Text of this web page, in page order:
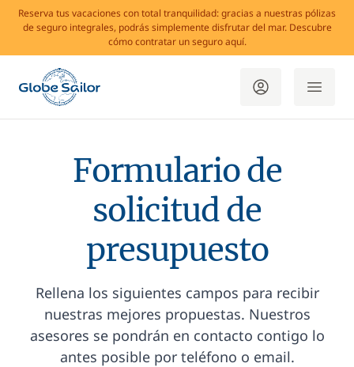
Reserva tus vacaciones con total tranquilidad: gracias a nuestras pólizas
de seguro integrales, podrás simplemente disfrutar del mar. Descubre
cómo contratar un seguro aquí.
Formulario de
solicitud de
presupuesto
Rellena los siguientes campos para recibir
nuestras mejores propuestas. Nuestros
asesores se pondrán en contacto contigo lo
antes posible por teléfono o email.